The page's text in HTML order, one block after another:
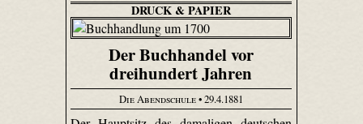
DRUCK & PAPIER
Der Buchhandel vor
dreihundert Jahren
Die Abendschule• 29.4.1881